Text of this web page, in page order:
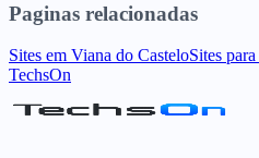
Paginas relacionadas
Sites em Viana do CasteloSites para
TechsOn